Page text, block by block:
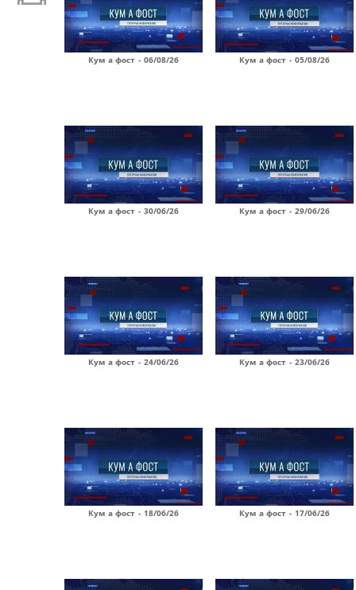
Кум а фост - 06/08/26 Кум а фост - 05/08/26
Кум а фост - 30/06/26 Кум а фост - 29/06/26
Кум а фост - 24/06/26 Кум а фост - 23/06/26
Кум а фост - 18/06/26 Кум а фост - 17/06/26